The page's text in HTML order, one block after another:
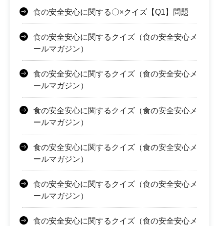
食の安全安心に関する〇×クイズ【Q1】問題
食の安全安心に関するクイズ（食の安全安心メ
ールマガジン）
食の安全安心に関するクイズ（食の安全安心メ
ールマガジン）
食の安全安心に関するクイズ（食の安全安心メ
ールマガジン）
食の安全安心に関するクイズ（食の安全安心メ
ールマガジン）
食の安全安心に関するクイズ（食の安全安心メ
ールマガジン）
食の安全安心に関するクイズ（食の安全安心メ